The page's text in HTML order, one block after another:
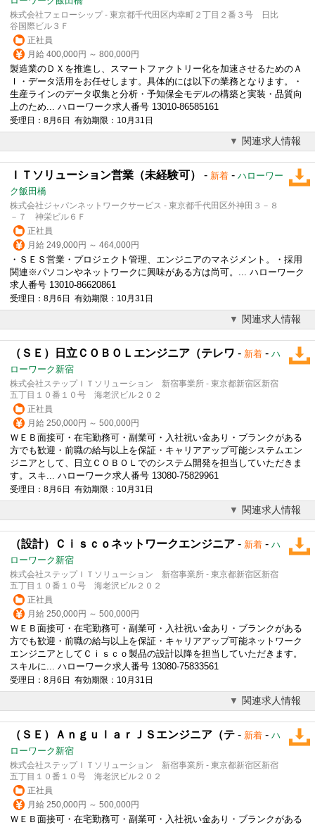
株式会社フェローシップ - 東京都千代田区内幸町２丁目２番３号 日比
谷国際ビル３Ｆ
正社員
月給 400,000円 ～ 800,000円
製造業のＤＸを推進し、スマートファクトリー化を加速させるためのＡ
Ｉ・データ活用をお任せします。具体的には以下の業務となります。・
生産ラインのデータ収集と分析・予知保全モデルの構築と実装・品質向
上のため... ハローワーク求人番号 13010-86585161
受理日：8月6日 有効期限：10月31日
関連求人情報
ＩＴソリューション営業（未経験可） - 新着 - ハローワー
ク飯田橋
株式会社ジャパンネットワークサービス - 東京都千代田区外神田３－８
－７ 神栄ビル６Ｆ
正社員
月給 249,000円 ～ 464,000円
・ＳＥＳ営業・プロジェクト管理、エンジニアのマネジメント。・採用
関連※パソコンやネットワークに興味がある方は尚可。... ハローワーク
求人番号 13010-86620861
受理日：8月6日 有効期限：10月31日
関連求人情報
（ＳＥ）日立ＣＯＢＯＬエンジニア（テレワ - 新着 - ハ
ローワーク新宿
株式会社ステップＩＴソリューション 新宿事業所 - 東京都新宿区新宿
五丁目１０番１０号 海老沢ビル２０２
正社員
月給 250,000円 ～ 500,000円
ＷＥＢ面接可・在宅勤務可・副業可・入社祝い金あり・ブランクがある
方でも歓迎・前職の給与以上を保証・キャリアアップ可能システムエン
ジニアとして、日立ＣＯＢＯＬでのシステム開発を担当していただきま
す。スキ... ハローワーク求人番号 13080-75829961
受理日：8月6日 有効期限：10月31日
関連求人情報
（設計）Ｃｉｓｃｏネットワークエンジニア - 新着 - ハ
ローワーク新宿
株式会社ステップＩＴソリューション 新宿事業所 - 東京都新宿区新宿
五丁目１０番１０号 海老沢ビル２０２
正社員
月給 250,000円 ～ 500,000円
ＷＥＢ面接可・在宅勤務可・副業可・入社祝い金あり・ブランクがある
方でも歓迎・前職の給与以上を保証・キャリアアップ可能ネットワーク
エンジニアとしてＣｉｓｃｏ製品の設計以降を担当していただきます。
スキルに... ハローワーク求人番号 13080-75833561
受理日：8月6日 有効期限：10月31日
関連求人情報
（ＳＥ）ＡｎｇｕｌａｒＪＳエンジニア（テ - 新着 - ハ
ローワーク新宿
株式会社ステップＩＴソリューション 新宿事業所 - 東京都新宿区新宿
五丁目１０番１０号 海老沢ビル２０２
正社員
月給 250,000円 ～ 500,000円
ＷＥＢ面接可・在宅勤務可・副業可・入社祝い金あり・ブランクがある